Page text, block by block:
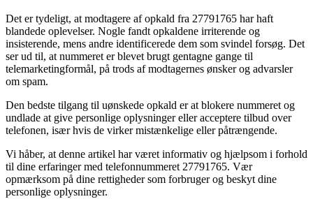
Det er tydeligt, at modtagere af opkald fra 27791765 har haft
blandede oplevelser. Nogle fandt opkaldene irriterende og
insisterende, mens andre identificerede dem som svindel forsøg. Det
ser ud til, at nummeret er blevet brugt gentagne gange til
telemarketingformål, på trods af modtagernes ønsker og advarsler
om spam.
Den bedste tilgang til uønskede opkald er at blokere nummeret og
undlade at give personlige oplysninger eller acceptere tilbud over
telefonen, især hvis de virker mistænkelige eller påtrængende.
Vi håber, at denne artikel har været informativ og hjælpsom i forhold
til dine erfaringer med telefonnummeret 27791765. Vær
opmærksom på dine rettigheder som forbruger og beskyt dine
personlige oplysninger.